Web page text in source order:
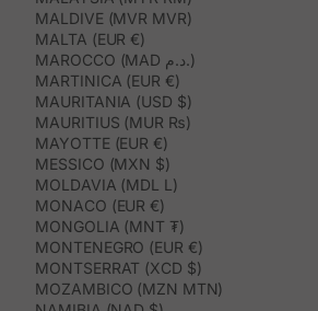
MALDIVE (MVR MVR)
MALTA (EUR €)
MAROCCO (MAD د.م.)
MARTINICA (EUR €)
MAURITANIA (USD $)
MAURITIUS (MUR ₨)
MAYOTTE (EUR €)
MESSICO (MXN $)
MOLDAVIA (MDL L)
MONACO (EUR €)
MONGOLIA (MNT ₮)
MONTENEGRO (EUR €)
MONTSERRAT (XCD $)
MOZAMBICO (MZN MTN)